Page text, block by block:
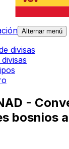
Alternar menú
divisas
-
bosnios